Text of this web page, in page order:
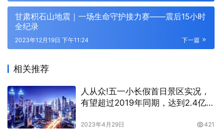
甘肃积石山地震｜一场生命守护接力赛——震后15小时
全纪录
下一篇
2023年12月19日 下午11:24
相关推荐
人从众!五一小长假首日景区实况，
有望超过2019年同期，达到2.4亿人
2023年4月29日 421